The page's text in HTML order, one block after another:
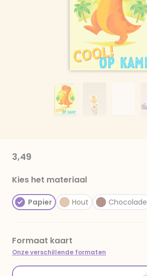
3,49
Kies het materiaal
Papier Hout Chocolade
Formaat kaart
Onze verschillende formaten